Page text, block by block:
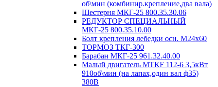
об\мин (комбинир.крепление,два вала)
Шестерня МКГ-25 800.35.30.06
РЕДУКТОР СПЕЦИАЛЬНЫЙ
МКГ-25 800.35.10.00
Болт крепления лебедки осн. М24х60
ТОРМОЗ ТКГ-300
Барабан МКГ-25 961.32.40.00
Малый двигатель MTКF 112-6 3,5кВт
910об\мин (на лапах,один вал ф35)
380В